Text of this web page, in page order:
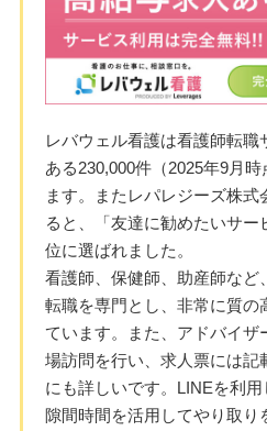
レバウェル看護は看護師転
ある230,000件（2025年9月
ます。またレパレジーズ株式
ると、「友達に勧めたいサー
位に選ばれました。
看護師、保健師、助産師など
転職を専門とし、非常に質の
ています。また、アドバイザ
場訪問を行い、求人票には記
にも詳しいです。LINEを利用
隙間時間を活用してやり取り